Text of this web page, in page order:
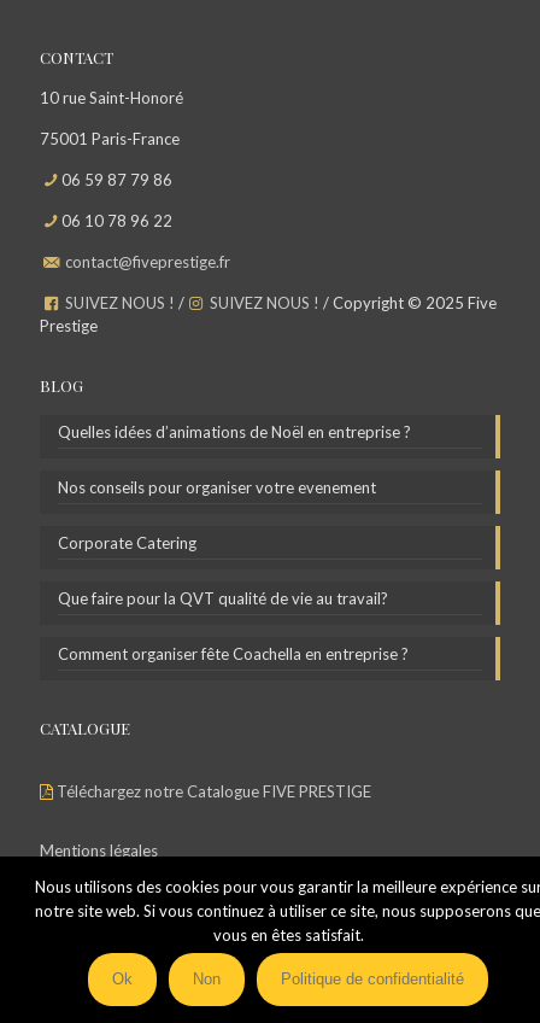
CONTACT
10 rue Saint-Honoré
75001 Paris-France
06 59 87 79 86
06 10 78 96 22
contact@fiveprestige.fr
SUIVEZ NOUS ! / SUIVEZ NOUS ! / Copyright © 2025 Five
Prestige
BLOG
Quelles idées d’animations de Noël en entreprise ?
Nos conseils pour organiser votre evenement
Corporate Catering
Que faire pour la QVT qualité de vie au travail?
Comment organiser fête Coachella en entreprise ?
CATALOGUE
Téléchargez notre Catalogue FIVE PRESTIGE
Mentions légales
Politique de Confidentialité
Nous utilisons des cookies pour vous garantir la meilleure expérience
notre site web. Si vous continuez à utiliser ce site, nous supposerons que
vous en êtes satisfait.
Ok Non Politique de confidentialité